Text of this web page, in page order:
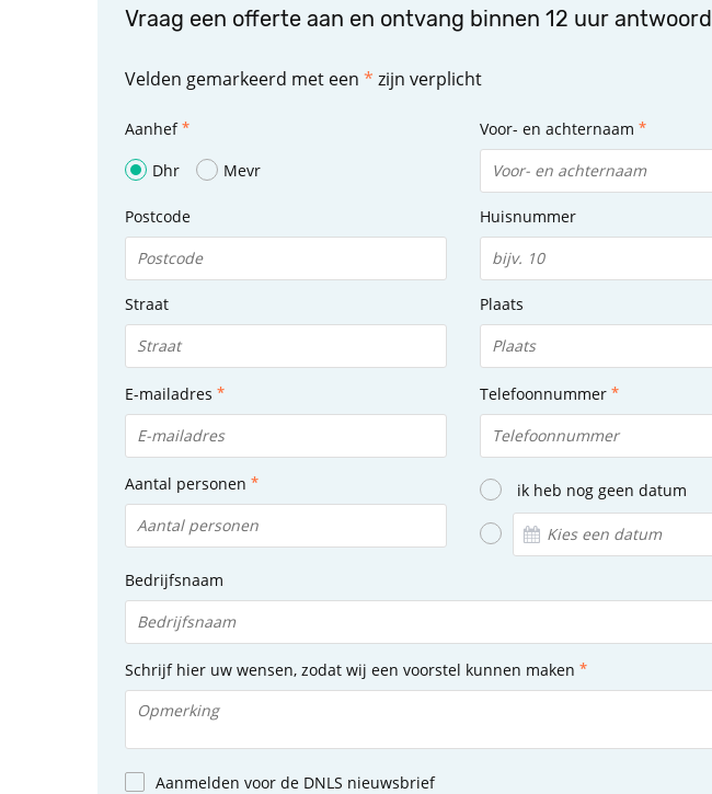
Vraag een offerte aan en ontvang binnen 12 uur antwoord
Velden gemarkeerd met een * zijn verplicht
Aanhef
Dhr
Mevr
Voor- en achternaam
Postcode Huisnummer
Straat Plaats
E-mailadres Telefoonnummer
Aantal personen ik heb nog geen datum
Bedrijfsnaam
Schrijf hier uw wensen, zodat wij een voorstel kunnen maken
Aanmelden voor de DNLS nieuwsbrief